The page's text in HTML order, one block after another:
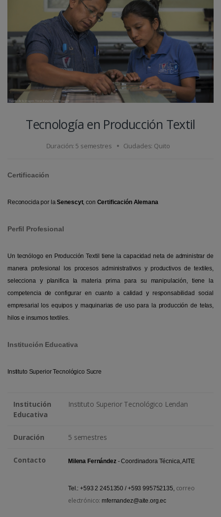
Tecnología en Producción Textil
Duración: 5 semestres Ciudades: Quito
Certificación
Reconocida por laSenescyt, con Certificación Alemana
Perfil Profesional
Un tecnólogo en Producción Textil tiene la capacidad neta de administrar de
manera profesional los procesos administrativos y productivos de textiles,
selecciona y planifica la materia prima para su manipulación, tiene la
competencia de configurar en cuanto a calidad y responsabilidad social
empresarial los equipos y maquinarias de uso para la producción de telas,
hilos e insumos textiles.
Institución Educativa
Instituto Superior Tecnológico Sucre
Institución
Educativa
Instituto Superior Tecnológico Lendan
Duración 5 semestres
Contacto Milena Fernández - Coordinadora Técnica, AITE
Tel.: +593 2 2451350 / +593 995752135, correo
electrónico: mfernandez@aite.org.ec